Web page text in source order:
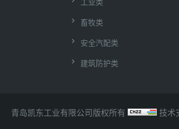
畜牧类
安全汽配类
建筑防护类
青岛凯东工业有限公司版权所有 技术